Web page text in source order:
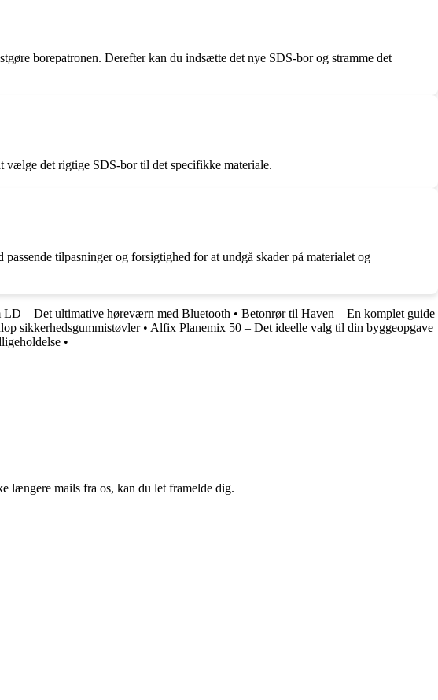
borepatronen. Derefter kan du indsætte det nye SDS-bor og stramme det
vælge det rigtige SDS-bor til det specifikke materiale.
tilpasninger og forsigtighed for at undgå skader på materialet og
LD – Det ultimative høreværn med Bluetooth • Betonrør til Haven – En komplet guide
sikkerhedsgummistøvler• Alfix Planemix 50 – Det ideelle valg til din byggeopgave
•
længere mails fra os, kan du let framelde dig.